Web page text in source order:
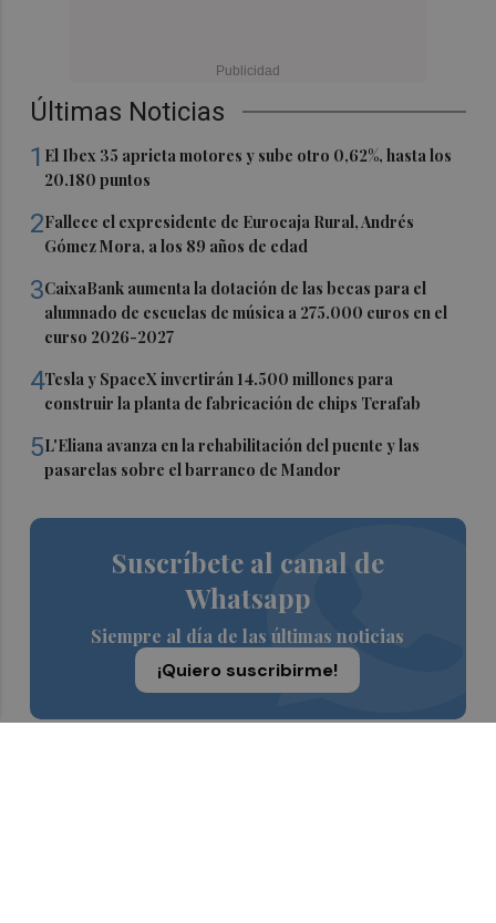
Últimas Noticias
1 El Ibex 35 aprieta motores y sube otro 0,62%, hasta los
20.180 puntos
2Fallece el expresidente de Eurocaja Rural, Andrés
Gómez Mora, a los 89 años de edad
3CaixaBank aumenta la dotación de las becas para el
alumnado de escuelas de música a 275.000 euros en el
curso 2026-2027
4Tesla y SpaceX invertirán 14.500 millones para
construir la planta de fabricación de chips Terafab
5L'Eliana avanza en la rehabilitación del puente y las
pasarelas sobre el barranco de Mandor
Suscríbete al canal de
Whatsapp
Siempre al día de las últimas noticias
¡Quiero suscribirme!